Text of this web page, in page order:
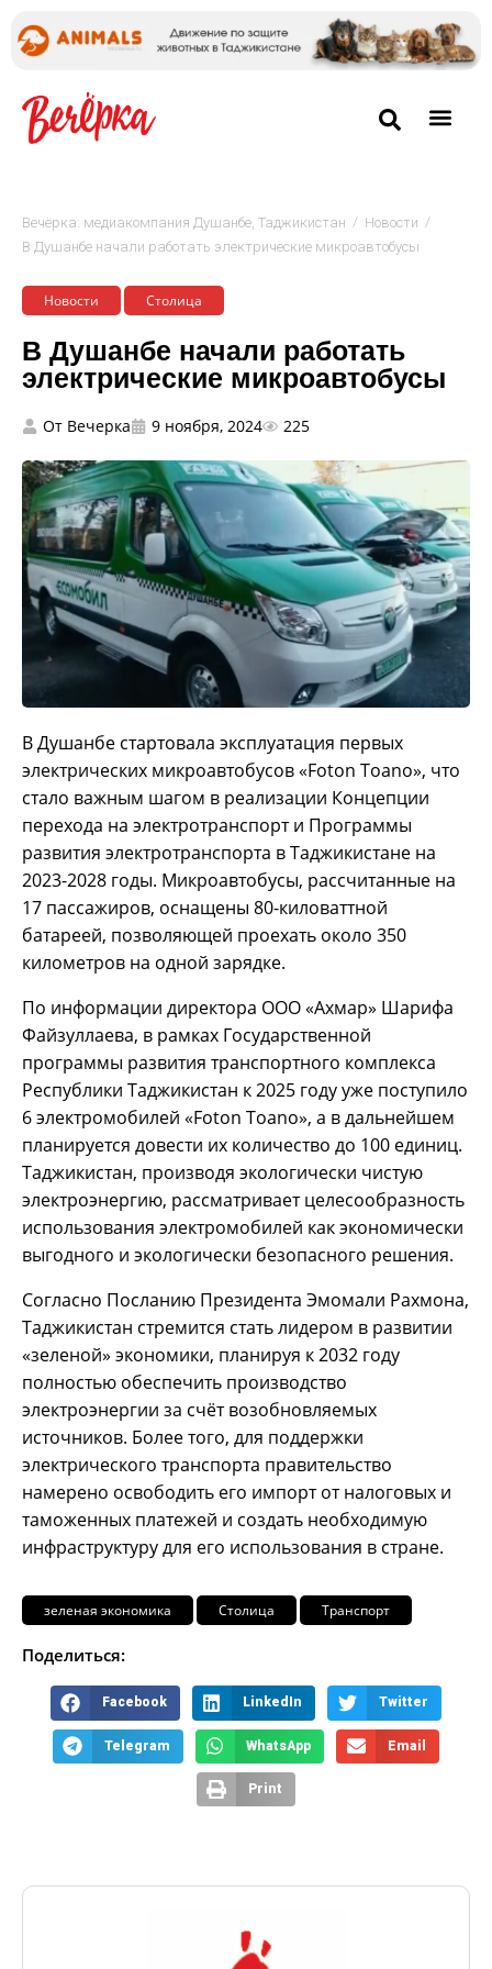
Вечёрка: медиакомпания Душанбе, Таджикистан / Новости /
В Душанбе начали работать электрические микроавтобусы
Новости Столица
В Душанбе начали работать
электрические микроавтобусы
От Вечерка 9 ноября, 2024 225
В Душанбе стартовала эксплуатация первых
электрических микроавтобусов «Foton Toano», что
стало важным шагом в реализации Концепции
перехода на электротранспорт и Программы
развития электротранспорта в Таджикистане на
2023-2028 годы. Микроавтобусы, рассчитанные на
17 пассажиров, оснащены 80-киловаттной
батареей, позволяющей проехать около 350
километров на одной зарядке.
По информации директора ООО «Ахмар» Шарифа
Файзуллаева, в рамках Государственной
программы развития транспортного комплекса
Республики Таджикистан к 2025 году уже поступило
6 электромобилей «Foton Toano», а в дальнейшем
планируется довести их количество до 100 единиц.
Таджикистан, производя экологически чистую
электроэнергию, рассматривает целесообразность
использования электромобилей как экономически
выгодного и экологически безопасного решения.
Согласно Посланию Президента Эмомали Рахмона,
Таджикистан стремится стать лидером в развитии
«зеленой» экономики, планируя к 2032 году
полностью обеспечить производство
электроэнергии за счёт возобновляемых
источников. Более того, для поддержки
электрического транспорта правительство
намерено освободить его импорт от налоговых и
таможенных платежей и создать необходимую
инфраструктуру для его использования в стране.
зеленая экономика Столица Транспорт
Поделиться:
Facebook LinkedIn Twitter
Telegram WhatsApp Email
Print